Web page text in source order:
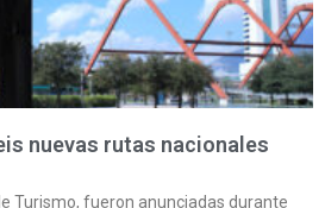
nuevas rutas nacionales
Turismo, fueron anunciadas durante